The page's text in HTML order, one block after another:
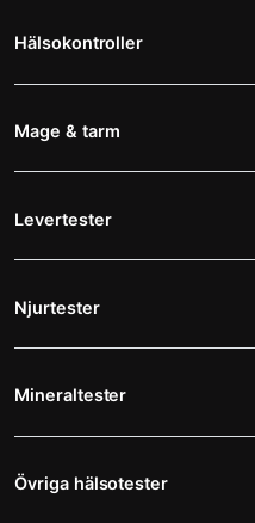
Hälsokontroller
Mage & tarm
Levertester
Njurtester
Mineraltester
Övriga hälsotester